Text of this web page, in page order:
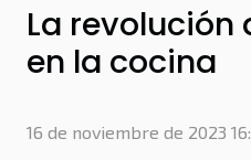
La revolución
en la cocina
16 de noviembre de 2023